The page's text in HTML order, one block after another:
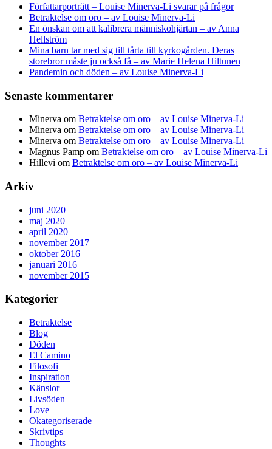
Författarporträtt – Louise Minerva-Li svarar på frågor
Betraktelse om oro – av Louise Minerva-Li
En önskan om att kalibrera människohjärtan – av Anna
Hellström
Mina barn tar med sig till tårta till kyrkogården. Deras
storebror måste ju också få – av Marie Helena Hiltunen
Pandemin och döden – av Louise Minerva-Li
Senaste kommentarer
Minerva om Betraktelse om oro – av Louise Minerva-Li
Minerva om Betraktelse om oro – av Louise Minerva-Li
Minerva om Betraktelse om oro – av Louise Minerva-Li
Magnus Pamp om Betraktelse om oro – av Louise Minerva-Li
Hillevi om Betraktelse om oro – av Louise Minerva-Li
Arkiv
juni 2020
maj 2020
april 2020
november 2017
oktober 2016
januari 2016
november 2015
Kategorier
Betraktelse
Blog
Döden
El Camino
Filosofi
Inspiration
Känslor
Livsöden
Love
Okategoriserade
Skrivtips
Thoughts